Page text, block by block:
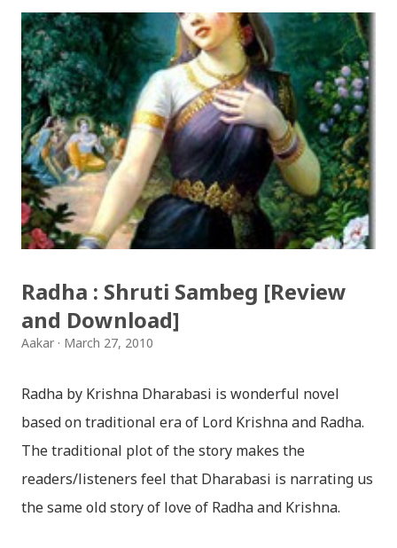
Songs: diyo baali sanjh ko / दियो बाली साँझ को
Download: Tihar Dhun (Deusi,Bhailo)/ तिहार धुन(देउसी
भैलो)- सुरसुधा नोट: यी अपलोड गरिएका गितसंगितहरु व्यावसायिक
प्रायोजनको लागि प्रयोग नगर्न आग्रह गर्दछौँ । इन्टरनेटमा भेटिएका
गितहरुलाई हामीले यहाँ एकै ठाउँमा सजिलोको लागि राखिदिएको मात्र
हौँ । तपाई यदि यी गित संगितको सर्जक हुनुहुन्छ र गित संगित यहाँबाट
हटाउनुपर्ने भए जानकारी गराउनुहोला । फेरी एकपटक शुभ दिपावलीको
हार्दिक मंगलमय शुभकामना व्यक्त गर्दछौँ ।
Radha : Shruti Sambeg [Review
and Download]
Aakar March 27, 2010
Radha by Krishna Dharabasi is wonderful novel
based on traditional era of Lord Krishna and Radha.
The traditional plot of the story makes the
readers/listeners feel that Dharabasi is narrating us
the same old story of love of Radha and Krishna.